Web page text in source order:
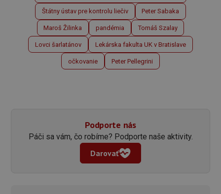
Štátny ústav pre kontrolu liečiv Peter Sabaka
Maroš Žilinka pandémia Tomáš Szalay
Lovci šarlatánov Lekárska fakulta UK v Bratislave
očkovanie Peter Pellegrini
Podporte nás
Páči sa vám, čo robíme? Podporte naše aktivity.
Darovať